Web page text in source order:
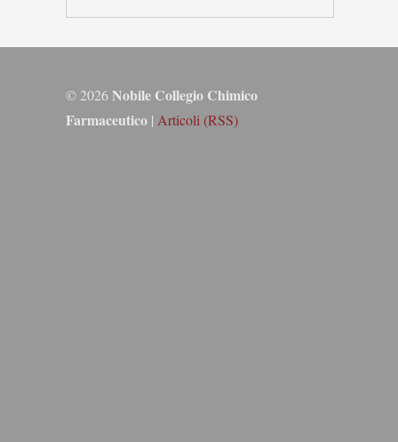
© 2026Nobile Collegio Chimico
Farmaceutico | Articoli (RSS)